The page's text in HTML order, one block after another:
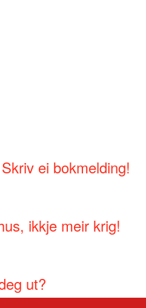
ei bokmelding!
ikkje meir krig!
ut?